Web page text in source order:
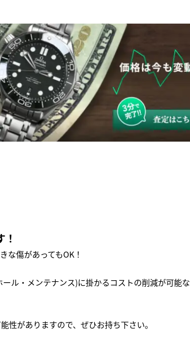
な傷があってもOK！
ル・メンテナンス)に掛かるコストの削減が可能
性がありますので、ぜひお持ち下さい｡